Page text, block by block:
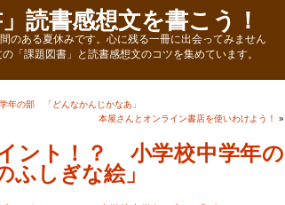
読書感想文を書こう！
のある夏休みです。心に残る一冊に出会ってみません
「課題図書」と読書感想文のコツを集めています。
年の部 「どんなかんじかなあ」
本屋さんとオンライン書店を使いわけよう！
»
ント！？ 小学校中学年の
しぎな絵」